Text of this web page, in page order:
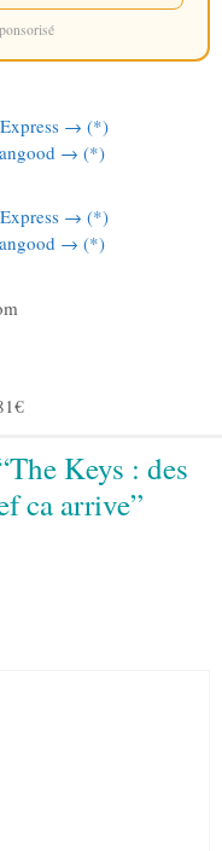
→ (*)
→ (*)
→ (*)
→ (*)
Keys : des
ca arrive”